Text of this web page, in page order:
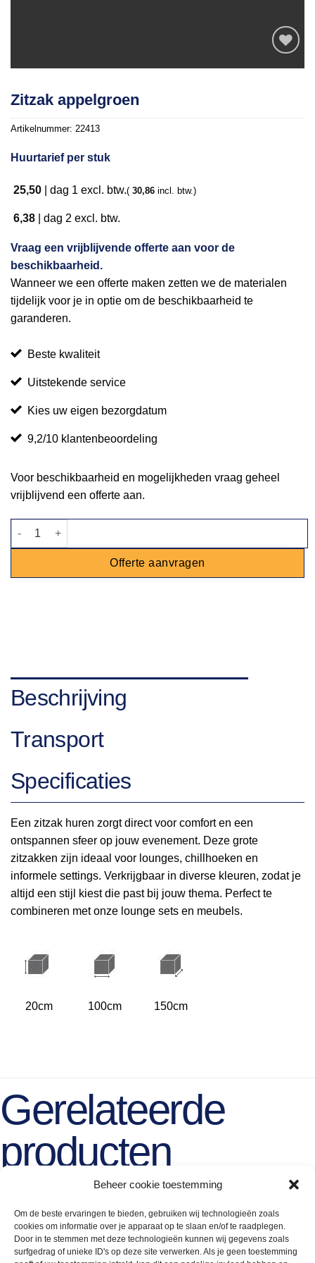
Beheer cookie toestemming
Om de beste ervaringen te bieden, gebruiken wij technologieën zoals
cookies om informatie over je apparaat op te slaan en/of te raadplegen.
Door in te stemmen met deze technologieën kunnen wij gegevens zoals
surfgedrag of unieke ID's op deze site verwerken. Als je geen toestemming
verlanglijst
Zitzak appelgroen
Artikelnummer: 22413
Huurtarief per stuk
25,50 dag 1 excl. btw.( 30,86 incl. btw.)
6,38 dag 2 excl. btw.
Vraag een vrijblijvende offerte aan voor de
beschikbaarheid.
Wanneer we een offerte maken zetten we de materialen
tijdelijk voor je in optie om de beschikbaarheid te
garanderen.
Beste kwaliteit
Uitstekende service
Kies uw eigen bezorgdatum
9,2/10 klantenbeoordeling
Voor beschikbaarheid en mogelijkheden vraag geheel
vrijblijvend een offerte aan.
Zitzak appelgroen aantal
Offerte aanvragen
Beschrijving
Transport
Specificaties
Een zitzak huren zorgt direct voor comfort en een
ontspannen sfeer op jouw evenement. Deze grote
zitzakken zijn ideaal voor lounges, chillhoeken en
informele settings. Verkrijgbaar in diverse kleuren, zodat je
altijd een stijl kiest die past bij jouw thema. Perfect te
combineren met onze lounge sets en meubels.
20cm 100cm 150cm
Gerelateerde
producten